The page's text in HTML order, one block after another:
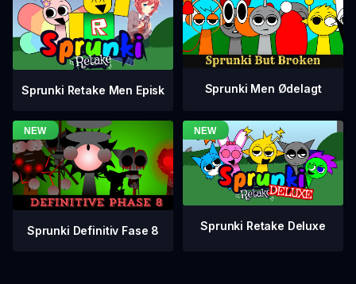
Sprunki Retake Men Episk Sprunki Men Ødelagt
Sprunki Definitiv Fase 8 Sprunki Retake Deluxe